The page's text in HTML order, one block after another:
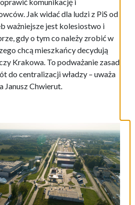
Jak widać dla ludzi z PiS od
ważniejsze jest kolesiostwo i
gdy o tym co należy zrobić w
chcą mieszkańcy decydują
Krakowa. To podważanie zasad
do centralizacji władzy – uważa
Janusz Chwierut.